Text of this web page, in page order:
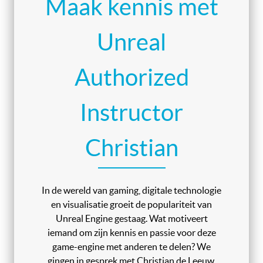
Maak kennis met
Unreal
Authorized
Instructor
Christian
In de wereld van gaming, digitale technologie
en visualisatie groeit de populariteit van
Unreal Engine gestaag. Wat motiveert
iemand om zijn kennis en passie voor deze
game-engine met anderen te delen? We
gingen in gesprek met Christian de Leeuw,